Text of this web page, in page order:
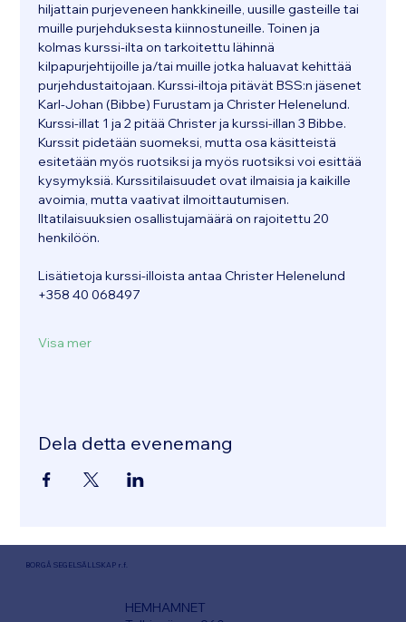
hiljattain purjeveneen hankkineille, uusille gasteille tai
muille purjehduksesta kiinnostuneille. Toinen ja
kolmas kurssi-ilta on tarkoitettu lähinnä
kilpapurjehtijoille ja/tai muille jotka haluavat kehittää
purjehdustaitojaan. Kurssi-iltoja pitävät BSS:n jäsenet
Karl-Johan (Bibbe) Furustam ja Christer Helenelund.
Kurssi-illat 1 ja 2 pitää Christer ja kurssi-illan 3 Bibbe.
Kurssit pidetään suomeksi, mutta osa käsitteistä
esitetään myös ruotsiksi ja myös ruotsiksi voi esittää
kysymyksiä. Kurssitilaisuudet ovat ilmaisia ​​ja kaikille
avoimia, mutta vaativat ilmoittautumisen.
Iltatilaisuuksien osallistujamäärä on rajoitettu 20
henkilöön.
Lisätietoja kurssi-illoista antaa Christer Helenelund
+358 40 068497
Visa mer
Dela detta evenemang
BORGÅ SEGELSÄLLSKAP r.f.
HEMHAMNET